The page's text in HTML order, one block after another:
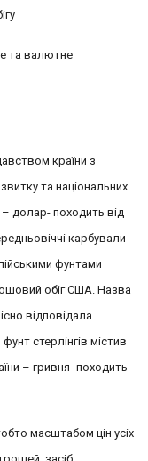
та валютне
країни з
та національних
долар- походить від
карбували
фунтами
обіг США. Назва
відповідала
стерлінгів містив
– гривня- походить
масштабом цін усіх